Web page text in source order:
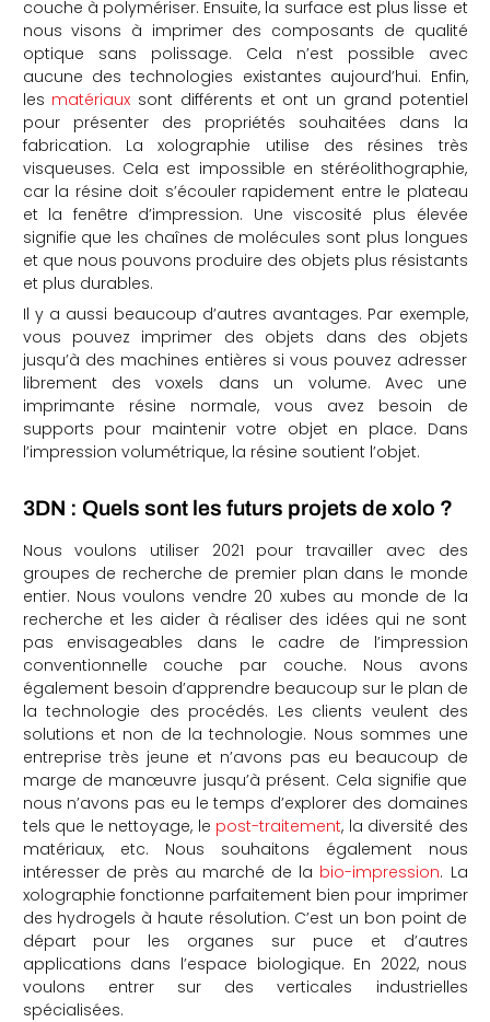
couche à polymériser. Ensuite, la surface est plus lisse et
nous visons à imprimer des composants de qualité
optique sans polissage. Cela n’est possible avec
aucune des technologies existantes aujourd’hui. Enfin,
les matériaux sont différents et ont un grand potentiel
pour présenter des propriétés souhaitées dans la
fabrication. La xolographie utilise des résines très
visqueuses. Cela est impossible en stéréolithographie,
car la résine doit s’écouler rapidement entre le plateau
et la fenêtre d’impression. Une viscosité plus élevée
signifie que les chaînes de molécules sont plus longues
et que nous pouvons produire des objets plus résistants
et plus durables.
Il y a aussi beaucoup d’autres avantages. Par exemple,
vous pouvez imprimer des objets dans des objets
jusqu’à des machines entières si vous pouvez adresser
librement des voxels dans un volume. Avec une
imprimante résine normale, vous avez besoin de
supports pour maintenir votre objet en place. Dans
l’impression volumétrique, la résine soutient l’objet.
3DN : Quels sont les futurs projets de xolo ?
Nous voulons utiliser 2021 pour travailler avec des
groupes de recherche de premier plan dans le monde
entier. Nous voulons vendre 20 xubes au monde de la
recherche et les aider à réaliser des idées qui ne sont
pas envisageables dans le cadre de l’impression
conventionnelle couche par couche. Nous avons
également besoin d’apprendre beaucoup sur le plan de
la technologie des procédés. Les clients veulent des
solutions et non de la technologie. Nous sommes une
entreprise très jeune et n’avons pas eu beaucoup de
marge de manœuvre jusqu’à présent. Cela signifie que
nous n’avons pas eu le temps d’explorer des domaines
tels que le nettoyage, le post-traitement, la diversité des
matériaux, etc. Nous souhaitons également nous
intéresser de près au marché de la bio-impression. La
xolographie fonctionne parfaitement bien pour imprimer
des hydrogels à haute résolution. C’est un bon point de
départ pour les organes sur puce et d’autres
applications dans l’espace biologique. En 2022, nous
voulons entrer sur des verticales industrielles
spécialisées.